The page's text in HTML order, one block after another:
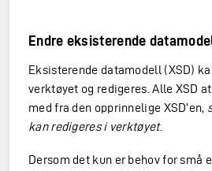
Endre eksisterende
Eksisterende datamodell (XSD)
verktøyet og redigeres. Alle XSD
med fra den opprinnelige XSD’en,
kan redigeres i verktøyet.
Dersom det kun er behov for små